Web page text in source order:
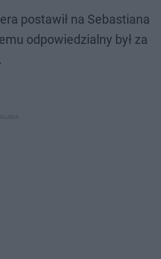
postawił na Sebastiana
odpowiedzialny był za